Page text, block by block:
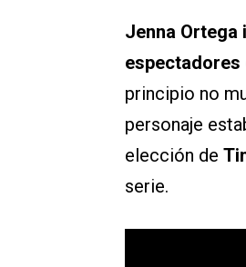
Jenna Ortega
espectadores
principio no
personaje
elección de
serie.